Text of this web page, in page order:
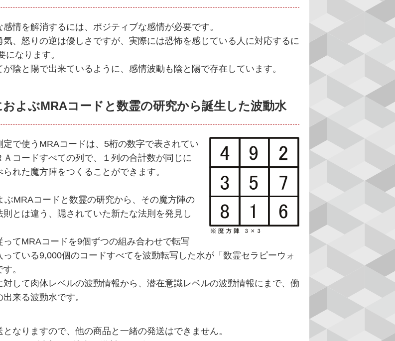
情を解消するには、ポジティブな感情が必要です。
、怒りの逆は優しさですが、実際には恐怖を感じている人に対応するに
になります。
陰と陽で出来ているように、感情波動も陰と陽で存在しています。
およぶMRAコードと数霊の研究から誕生した波動水
で使うMRAコードは、5桁の数字で表されてい
Ａコードすべての列で、１列の合計数が同じに
れた魔方陣をつくることができます。
MRAコードと数霊の研究から、その魔方陣の
則とは違う、隠されていた新たな法則を発見し
てMRAコードを9個ずつの組み合わせで転写
っている9,000個のコードすべてを波動転写した水が「数霊セラピーウォ
。
して肉体レベルの波動情報から、潜在意識レベルの波動情報にまで、働
来る波動水です。
なりますので、他の商品と一緒の発送はできません。